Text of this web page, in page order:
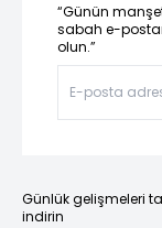
“Günün
sabah e-
olun.”
Günlük gelişmeleri
indirin